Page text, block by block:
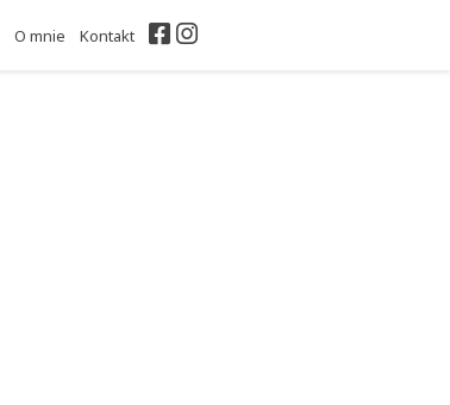
O mnie Kontakt Facebook
Instagram